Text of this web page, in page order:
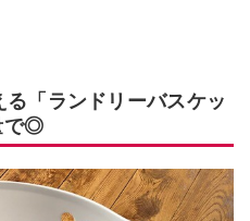
「ランドリーバスケッ
で◎